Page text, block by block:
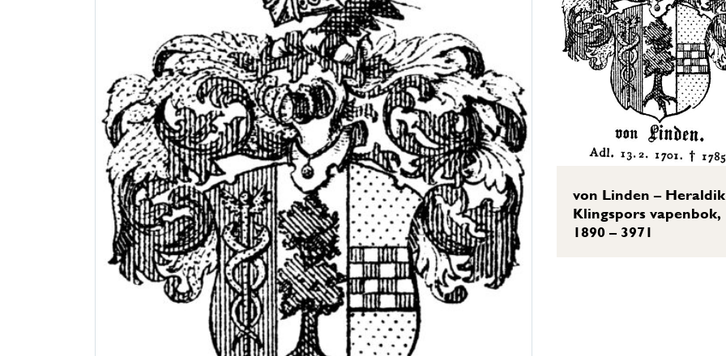
von Linden –
Klingspors vapenbok,
1890 – 3971